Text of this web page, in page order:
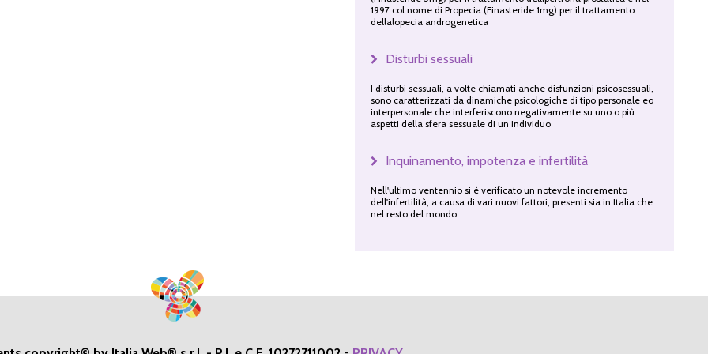
1997 col nome di Propecia (Finasteride 1mg) per il trattamento
dellalopecia androgenetica
Disturbi sessuali
I disturbi sessuali, a volte chiamati anche disfunzioni psicosessuali,
sono caratterizzati da dinamiche psicologiche di tipo personale eo
interpersonale che interferiscono negativamente su uno o più
aspetti della sfera sessuale di un individuo
Inquinamento, impotenza e infertilità
Nell'ultimo ventennio si è verificato un notevole incremento
dell'infertilità, a causa di vari nuovi fattori, presenti sia in Italia che
nel resto del mondo